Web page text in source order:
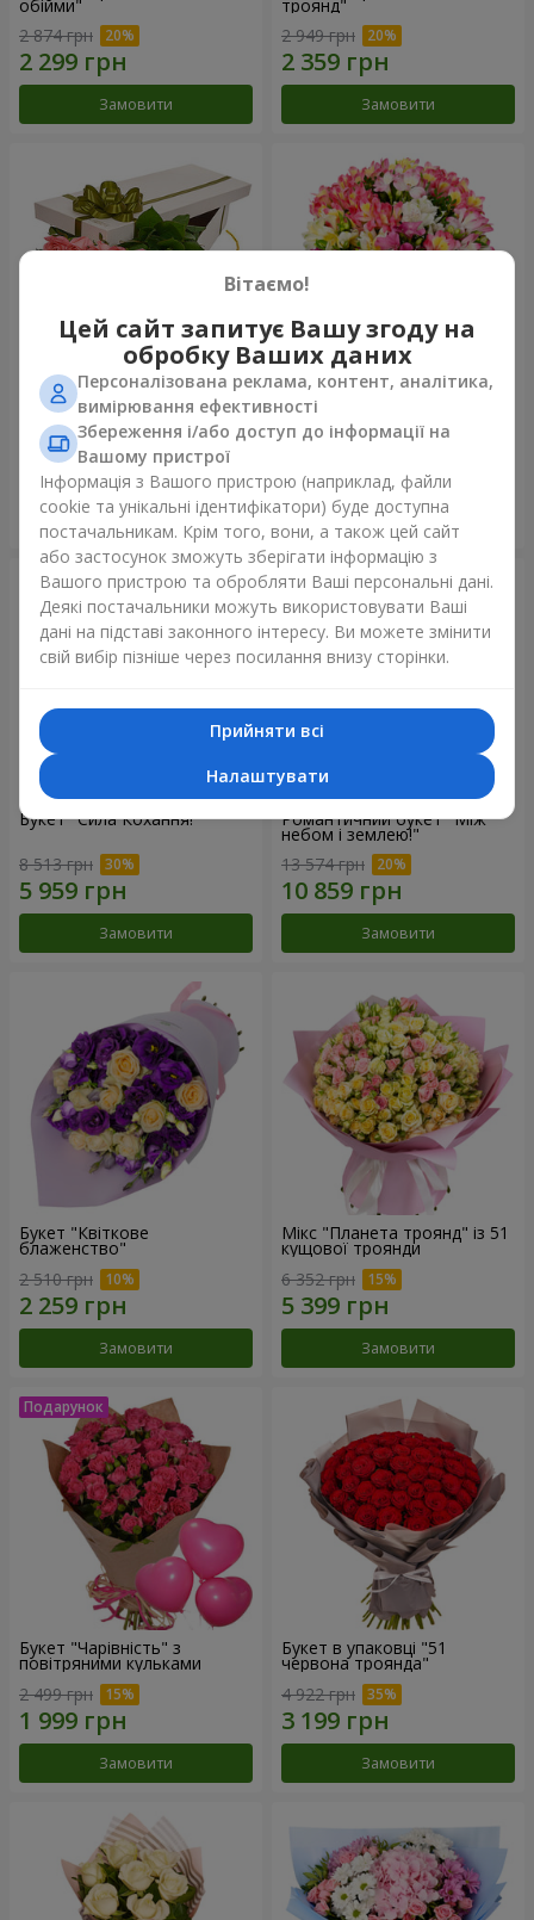
обійми"
2 874 грн
Замовити
троянд"
2 949 грн
Замовити
Квіти в коробці "15 рожевих
троянд"
2 540 грн
Замовити
Букет "Казка для двох!"
Замовити
Букет "Сила Кохання!"
8 513 грн
Замовити
Романтичний букет "Між
небом і землею!"
13 574 грн
Замовити
Букет "Квіткове
блаженство"
2 510 грн
Замовити
Мікс "Планета троянд" із 51
кущової троянди
6 352 грн
Замовити
Букет "Чарівність" з
повітряними кульками
2 499 грн
Замовити
Букет в упаковці "51
червона троянда"
4 922 грн
Замовити
Вітаємо!
Цей сайт запитує Вашу згоду на
обробку Ваших даних
Персоналізована реклама, контент, аналітика,
вимірювання ефективності
Збереження і/або доступ до інформації на
Вашому пристрої
Інформація з Вашого пристрою (наприклад, файли
cookie та унікальні ідентифікатори) буде доступна
постачальникам. Крім того, вони, а також цей сайт
або застосунок зможуть зберігати інформацію з
Вашого пристрою та обробляти Ваші персональні дані.
Деякі постачальники можуть використовувати Ваші
дані на підставі законного інтересу. Ви можете змінити
свій вибір пізніше через посилання внизу сторінки.
Прийняти всі
Налаштувати